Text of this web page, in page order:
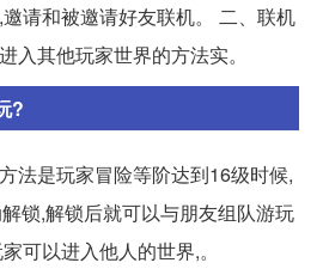
请和被邀请好友联机。 二、联机
入其他玩家世界的方法实。
?
法是玩家冒险等阶达到16级时候,
锁,解锁后就可以与朋友组队游玩
可以进入他人的世界,。